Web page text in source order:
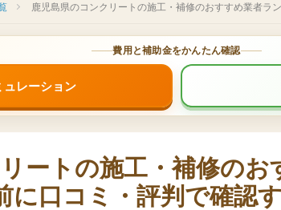
鹿児島県のコンクリートの施工・補修のおすすめ業者ラ
費用と補助金をかんたん確認
ュレーション
ートの施工・補修の
に口コミ・評判で確認